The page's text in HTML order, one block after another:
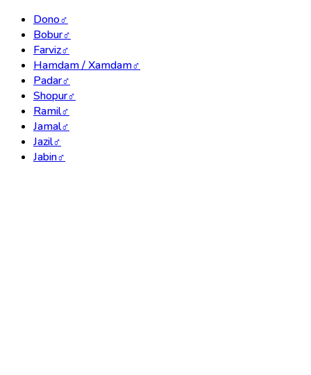
Dono♂
Bobur♂
Farviz♂
Hamdam / Xamdam♂
Padar♂
Shopur♂
Ramil♂
Jamal♂
Jazil♂
Jabin♂